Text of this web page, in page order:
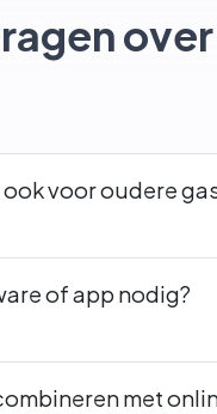
voor oudere
of app nodig?
met